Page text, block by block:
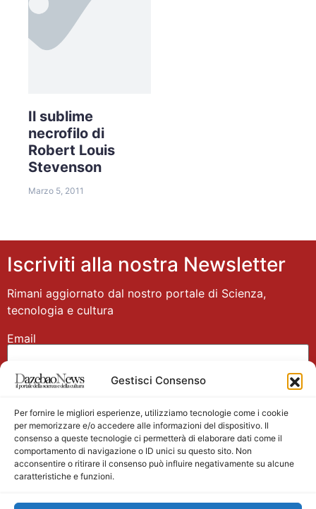
Gestisci Consenso
Per fornire le migliori esperienze, utilizziamo tecnologie come i cookie
per memorizzare e/o accedere alle informazioni del dispositivo. Il
consenso a queste tecnologie ci permetterà di elaborare dati come il
comportamento di navigazione o ID unici su questo sito. Non
acconsentire o ritirare il consenso può influire negativamente su alcune
caratteristiche e funzioni.
Il sublime
necrofilo di
Robert Louis
Stevenson
Marzo 5, 2011
Iscriviti alla nostra Newsletter
Rimani aggiornato dal nostro portale di Scienza,
tecnologia e cultura
Email
Nome
Main partner